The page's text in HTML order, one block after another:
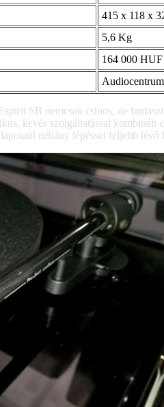
415 x 118 x
5,6 Kg
164 000 HUF
Audiocentrum
SB nemcsak csinos, de
kevés szolgáltatással
néhány lépéssel feljebb lévő